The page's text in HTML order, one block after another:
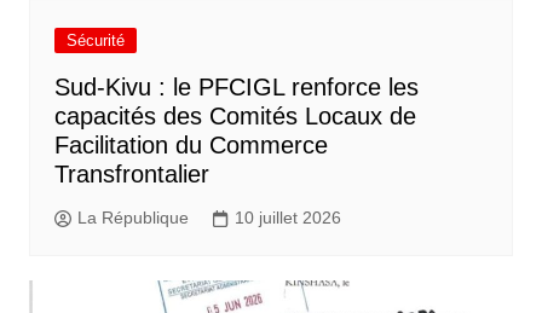
Sécurité
Sud-Kivu : le PFCIGL renforce les
capacités des Comités Locaux de
Facilitation du Commerce
Transfrontalier
La République 10 juillet 2026